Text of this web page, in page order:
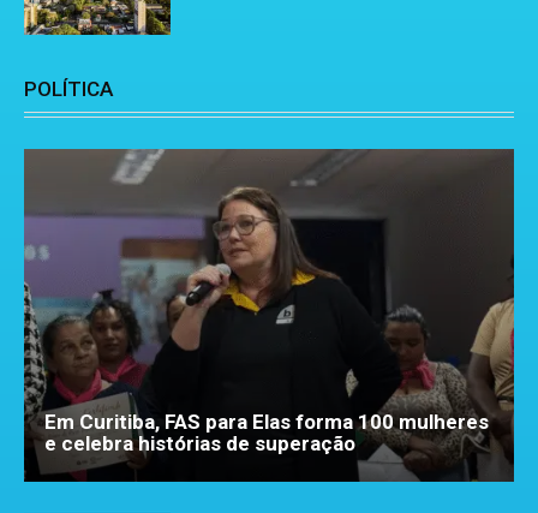
POLÍTICA
Em Curitiba, FAS para Elas forma 100 mulheres
e celebra histórias de superação